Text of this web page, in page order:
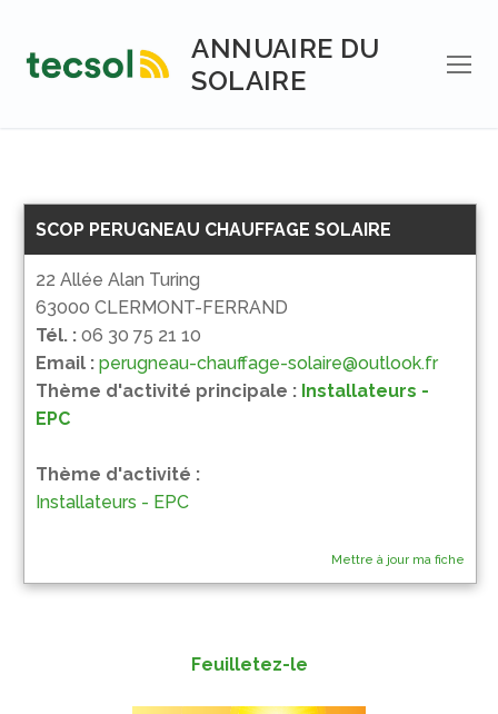
contenu
ANNUAIRE DU
SOLAIRE
SCOP PERUGNEAU CHAUFFAGE SOLAIRE
22 Allée Alan Turing
63000 CLERMONT-FERRAND
Tél. : 06 30 75 21 10
Email : perugneau-chauffage-solaire@outlook.fr
Thème d'activité principale : Installateurs -
EPC
Thème d'activité :
Installateurs - EPC
Mettre à jour ma fiche
Feuilletez-le